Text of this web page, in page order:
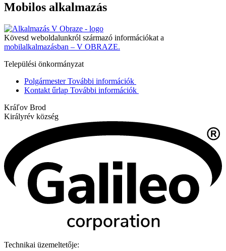
Mobilos alkalmazás
Kövesd weboldalunkról származó információkat a
mobilalkalmazásban – V OBRAZE.
Települési önkormányzat
Polgármester További információk
Kontakt űrlap További információk
Kráľov Brod
Királyrév község
Technikai üzemeltetője: